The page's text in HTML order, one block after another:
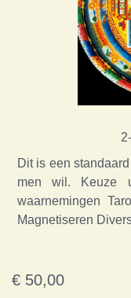
Dit is een
men wil. Keuze
waarnemingen
Magnetiseren
€ 50,00